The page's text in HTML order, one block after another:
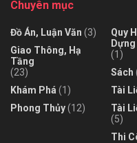
Chuyên mục
Đồ Án, Luận Văn (3)
Giao Thông, Hạ
Tầng
(23)
Khám Phá (1)
Phong Thủy(12)
Quy
Dựng
(1)
Sách
Tài
Tài
(5)
Thi